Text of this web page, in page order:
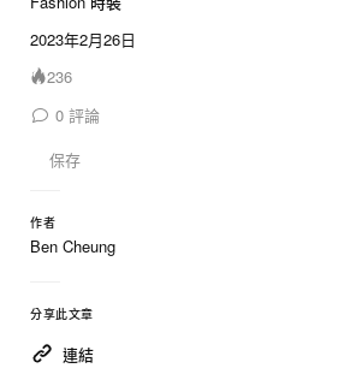
2023年2月26日
236
0 評論
保存
作者
Ben Cheung
分享此文章
連結